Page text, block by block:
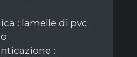
: lamelle di pvc
: